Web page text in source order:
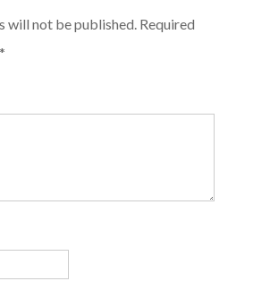
will not be published. Required